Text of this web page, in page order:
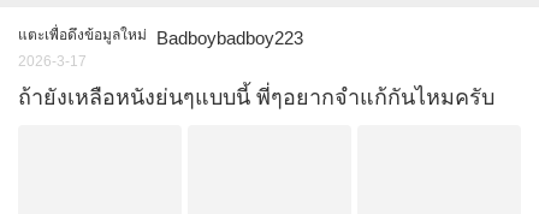
แตะเพื่อดึงข้อมูลใหม่ Badboybadboy223
2026-3-17
ถ้ายังเหลือหนังย่นๆแบบนี้ พี่ๆอยากจำแก้กันไหมครับ